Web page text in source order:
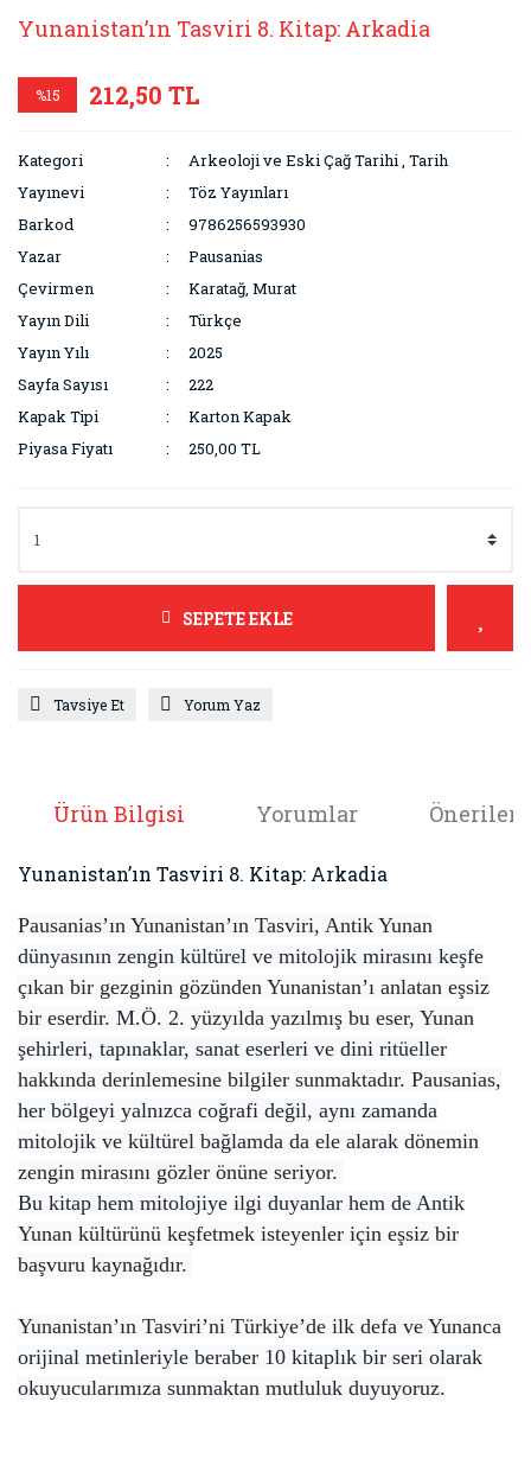
Yunanistan’ın Tasviri 8. Kitap: Arkadia
%15 212,50 TL
Kategori Arkeoloji ve Eski Çağ Tarihi,Tarih
Yayınevi
Töz Yayınları
Barkod
9786256593930
Yazar
Pausanias
Çevirmen
Karatağ, Murat
Yayın Dili
Türkçe
Yayın Yılı
2025
Sayfa Sayısı
222
Kapak Tipi
Karton Kapak
Piyasa Fiyatı
250,00 TL
SEPETE EKLE
Tavsiye Et Yorum Yaz
Ürün Bilgisi Yorumlar
Yunanistan’ın Tasviri 8. Kitap: Arkadia
Pausanias’ın Yunanistan’ın Tasviri, Antik Yunan
dünyasının zengin kültürel ve mitolojik mirasını keşfe
çıkan bir gezginin gözünden Yunanistan’ı anlatan eşsiz
bir eserdir. M.Ö. 2. yüzyılda yazılmış bu eser, Yunan
şehirleri, tapınaklar, sanat eserleri ve dini ritüeller
hakkında derinlemesine bilgiler sunmaktadır. Pausanias,
her bölgeyi yalnızca coğrafi değil, aynı zamanda
mitolojik ve kültürel bağlamda da ele alarak dönemin
zengin mirasını gözler önüne seriyor.
Bu kitap hem mitolojiye ilgi duyanlar hem de Antik
Yunan kültürünü keşfetmek isteyenler için eşsiz bir
başvuru kaynağıdır.
Yunanistan’ın Tasviri’ni Türkiye’de ilk defa ve Yunanca
orijinal metinleriyle beraber 10 kitaplık bir seri olarak
okuyucularımıza sunmaktan mutluluk duyuyoruz.